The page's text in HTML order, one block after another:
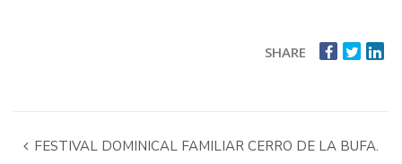
SHARE
FESTIVAL DOMINICAL FAMILIAR CERRO DE LA BUFA.